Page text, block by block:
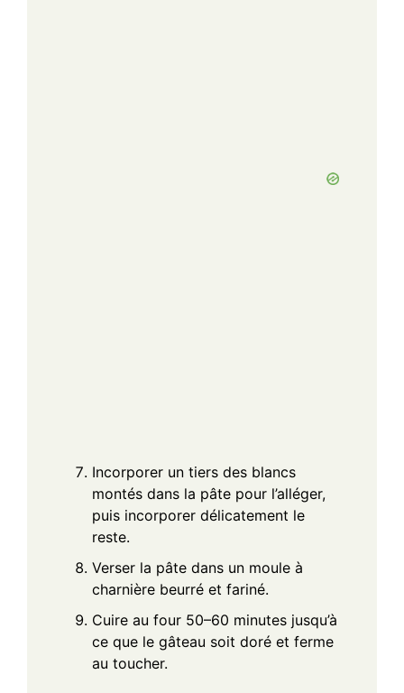
Incorporer un tiers des blancs
montés dans la pâte pour l’alléger,
puis incorporer délicatement le
reste.
Verser la pâte dans un moule à
charnière beurré et fariné.
Cuire au four 50–60 minutes jusqu’à
ce que le gâteau soit doré et ferme
au toucher.